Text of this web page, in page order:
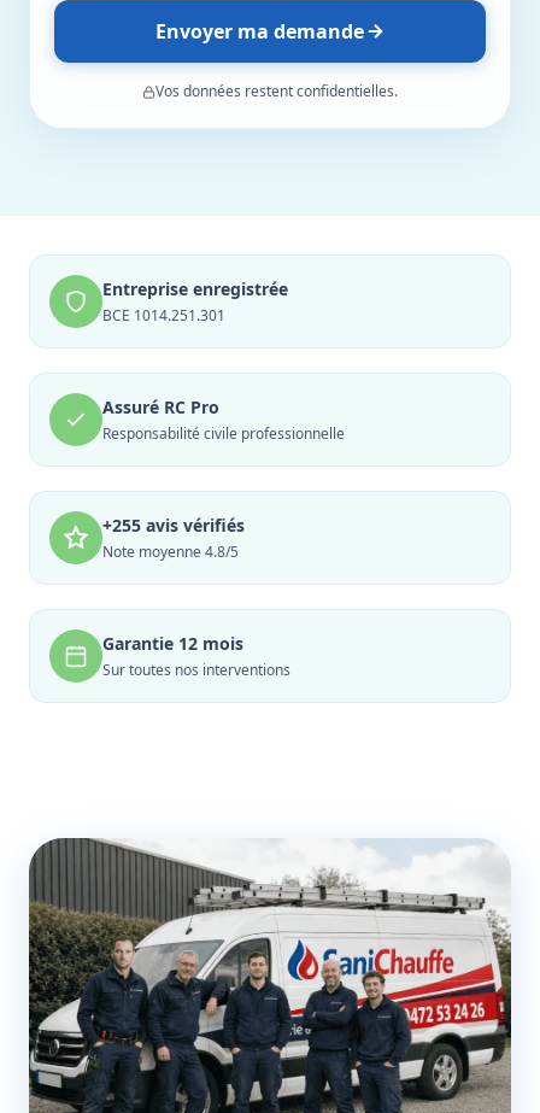
Envoyer ma demande
Vos données restent confidentielles.
Entreprise enregistrée
BCE 1014.251.301
Assuré RC Pro
Responsabilité civile professionnelle
+255 avis vérifiés
Note moyenne 4.8/5
Garantie 12 mois
Sur toutes nos interventions